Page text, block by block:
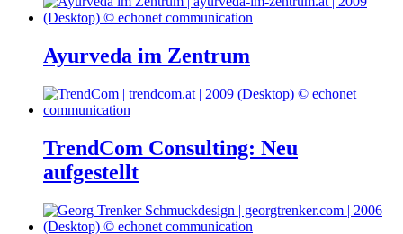
Ayurveda im Zentrum
TrendCom Consulting: Neu
aufgestellt